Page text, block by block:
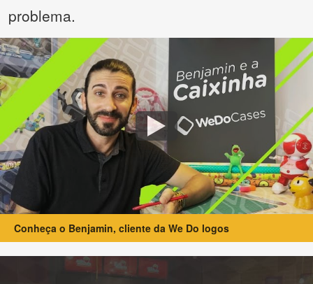
problema.
Conheça o Benjamin, cliente da We Do logos